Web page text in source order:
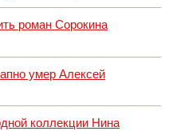
роман Сорокина
умер Алексей
коллекции Нина